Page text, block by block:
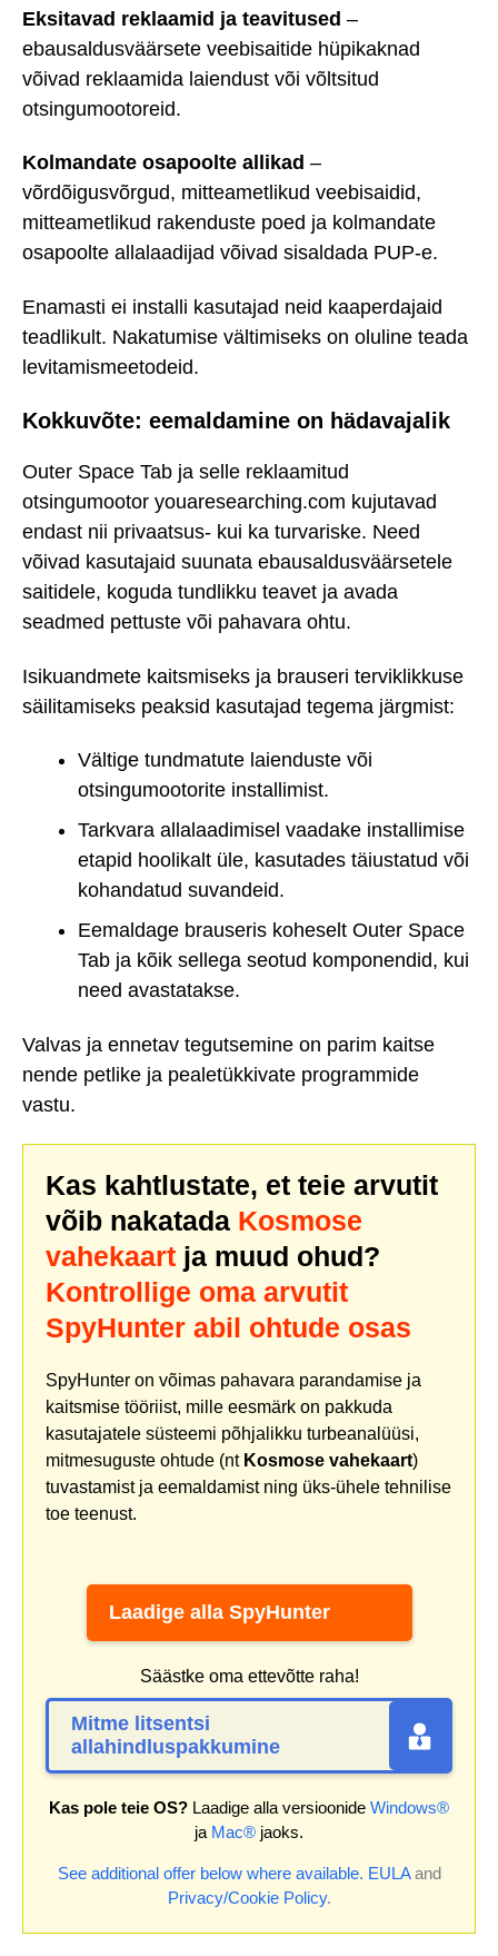
Eksitavad reklaamid ja teavitused –
ebausaldusväärsete veebisaitide hüpikaknad
võivad reklaamida laiendust või võltsitud
otsingumootoreid.
Kolmandate osapoolte allikad –
võrdõigusvõrgud, mitteametlikud veebisaidid,
mitteametlikud rakenduste poed ja kolmandate
osapoolte allalaadijad võivad sisaldada PUP-e.
Enamasti ei installi kasutajad neid kaaperdajaid
teadlikult. Nakatumise vältimiseks on oluline teada
levitamismeetodeid.
Kokkuvõte: eemaldamine on hädavajalik
Outer Space Tab ja selle reklaamitud
otsingumootor youaresearching.com kujutavad
endast nii privaatsus- kui ka turvariske. Need
võivad kasutajaid suunata ebausaldusväärsetele
saitidele, koguda tundlikku teavet ja avada
seadmed pettuste või pahavara ohtu.
Isikuandmete kaitsmiseks ja brauseri terviklikkuse
säilitamiseks peaksid kasutajad tegema järgmist:
Vältige tundmatute laienduste või
otsingumootorite installimist.
Tarkvara allalaadimisel vaadake installimise
etapid hoolikalt üle, kasutades täiustatud või
kohandatud suvandeid.
Eemaldage brauseris koheselt Outer Space
Tab ja kõik sellega seotud komponendid, kui
need avastatakse.
Valvas ja ennetav tegutsemine on parim kaitse
nende petlike ja pealetükkivate programmide
vastu.
Kas kahtlustate, et teie arvutit
võib nakatada Kosmose
vahekaart ja muud ohud?
Kontrollige oma arvutit
SpyHunter abil ohtude osas
SpyHunter on võimas pahavara parandamise ja
kaitsmise tööriist, mille eesmärk on pakkuda
kasutajatele süsteemi põhjalikku turbeanalüüsi,
mitmesuguste ohtude (nt Kosmose vahekaart)
tuvastamist ja eemaldamist ning üks-ühele tehnilise
toe teenust.
Laadige alla SpyHunter
Säästke oma ettevõtte raha!
Mitme litsentsi
allahindluspakkumine
Kas pole teie OS? Laadige alla versioonide Windows®
ja Mac® jaoks.
See additional offer below where available. EULAand
Privacy/Cookie Policy.